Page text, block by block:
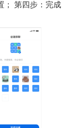
； 第四步：完成